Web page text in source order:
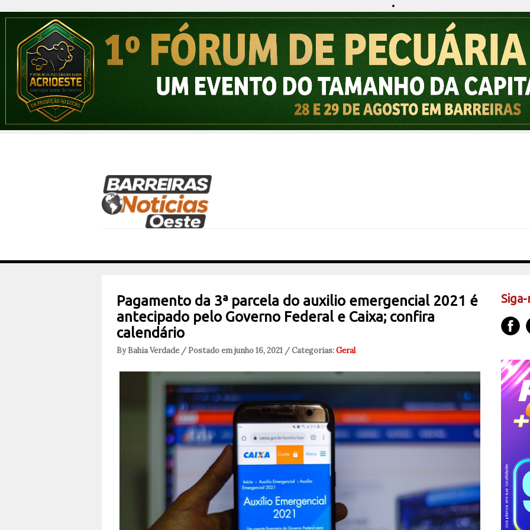
Pagamento da 3ª parcela do auxilio emergencial 2021 é
antecipado pelo Governo Federal e Caixa; confira
calendário
By Bahia Verdade / Postado em junho 16, 2021 / Categorias:Geral